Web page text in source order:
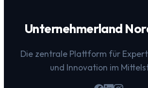
Unternehmerland
Die zentrale Plattform für
und Innovation im